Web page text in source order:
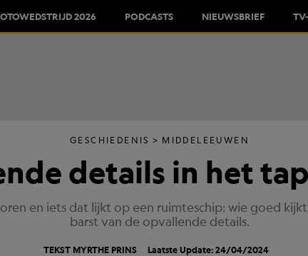
2026 PODCASTS NIEUWSBRIEF
GESCHIEDENIS MIDDELEEUWEN
details in het
en iets dat lijkt op een ruimteschip: wie goed
barst van de opvallende details.
TEKST MYRTHE PRINS Laatste Update: 24/04/2024